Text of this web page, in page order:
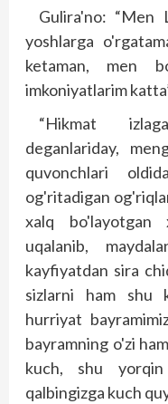
Gulira'no: “Men
yoshlarga
ketaman, men
imkoniyatlarim
“Hikmat
deganlariday,
quvonchlari
og'ritadigan
xalq bo'layotgan
uqalanib,
kayfiyatdan sira
sizlarni ham shu
hurriyat
bayramning o'zi
kuch, shu yorqin
qalbingizga kuch